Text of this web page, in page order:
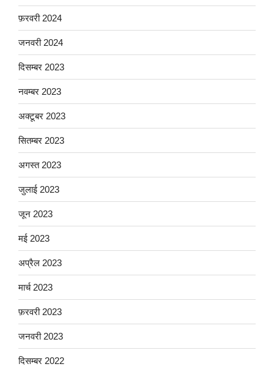
फ़रवरी 2024
जनवरी 2024
दिसम्बर 2023
नवम्बर 2023
अक्टूबर 2023
सितम्बर 2023
अगस्त 2023
जुलाई 2023
जून 2023
मई 2023
अप्रैल 2023
मार्च 2023
फ़रवरी 2023
जनवरी 2023
दिसम्बर 2022